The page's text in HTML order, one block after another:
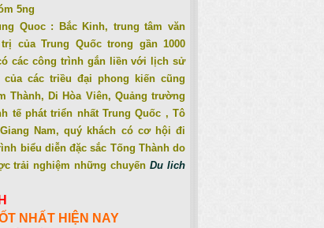
5ng
Quoc : Bắc Kinh, trung tâm văn
của Trung Quốc trong gần 1000
các công trình gắn liền với lịch sử
của các triều đại phong kiến cũng
Thành, Di Hòa Viên, Quảng trường
tế phát triển nhất Trung Quốc , Tô
Nam, quý khách có cơ hội đi
biểu diễn đặc sắc Tống Thành do
trải nghiệm những chuyếnDu lich
NHẤT HI ỆN NAY